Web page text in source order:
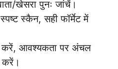
खेसरा पुनः जांचें।
स्कैन, सही फॉर्मेट में
आवश्यकता पर अंचल
करें।